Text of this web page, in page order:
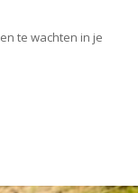
te wachten in je